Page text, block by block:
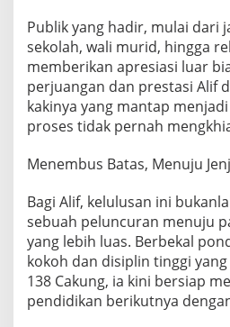
​Publik yang hadir, mulai dari
sekolah, wali murid, hingga
memberikan apresiasi luar
perjuangan dan prestasi Alif
kakinya yang mantap
proses tidak pernah
​Menembus Batas, Menuju
​Bagi Alif, kelulusan ini
sebuah peluncuran menuju
yang lebih luas. Berbekal
kokoh dan disiplin tinggi
138 Cakung, ia kini bersiap
pendidikan berikutnya